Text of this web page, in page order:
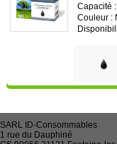
Capacité
Couleur :
SARL ID-Consommables
1 rue du Dauphiné